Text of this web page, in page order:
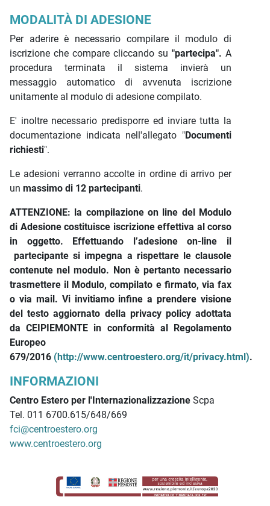
MODALITÀ DI ADESIONE
Per aderire è necessario compilare il modulo di
iscrizione che compare cliccando su "partecipa". A
procedura terminata il sistema invierà un
messaggio automatico di avvenuta iscrizione
unitamente al modulo di adesione compilato.
E' inoltre necessario predisporre ed inviare tutta la
documentazione indicata nell'allegato "Documenti
richiesti".
Le adesioni verranno accolte in ordine di arrivo per
un massimo di 12 partecipanti.
ATTENZIONE: la compilazione on line del Modulo
di Adesione costituisce iscrizione effettiva al corso
in oggetto. Effettuando l’adesione on-line il
partecipante si impegna a rispettare le clausole
contenute nel modulo. Non è pertanto necessario
trasmettere il Modulo, compilato e firmato, via fax
o via mail. Vi invitiamo infine a prendere visione
del testo aggiornato della privacy policy adottata
da CEIPIEMONTE in conformità al Regolamento
Europeo
679/2016 (http://www.centroestero.org/it/privacy.html).
INFORMAZIONI
Centro Estero per l'Internazionalizzazione Scpa
Tel. 011 6700.615/648/669
fci@centroestero.org
www.centroestero.org